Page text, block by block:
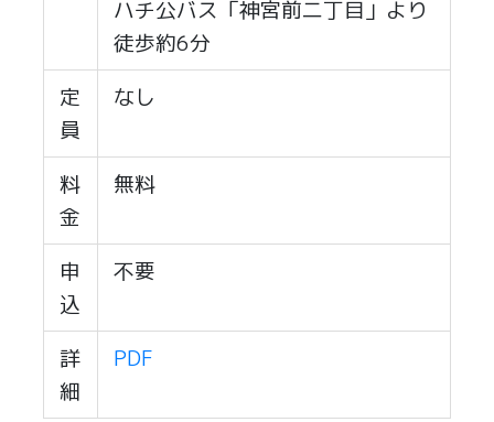
ハチ公バス「神宮前二丁目」より
徒歩約6分
定
員
なし
料
金
無料
申
込
不要
詳
細
PDF